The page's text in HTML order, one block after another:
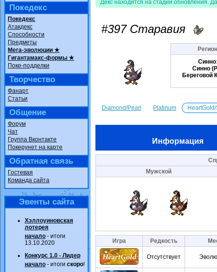
Покедекс
Покедекс
Атакдекс
Способности
Предметы
Мега-эволюции ★
Гигантамакс-формы ★
Поке-подделки
Творчество
Фанарт
Статьи
Общение
Форум
Чат
Группа Вконтакте
Покерунет на карте
Обратная связь
Гостевая
Команда сайта
Эвенты сайта
Хэллоуиновская
лотерея
начало - итоги
13.10.2020
Конкурс 1.0 - Лидер
начало - итоги скоро!
Декс находится на стадии обновления.
#397 Старавия
Синно
Синно
Береговой
Diamond/Pearl Platinum
Информация
Мужской
Игра Редкость
Отсутствует